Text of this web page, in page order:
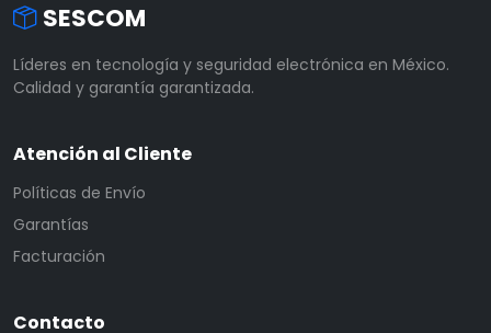
SESCOM
Líderes en tecnología y seguridad electrónica en México.
Calidad y garantía garantizada.
Atención al Cliente
Políticas de Envío
Garantías
Facturación
Contacto